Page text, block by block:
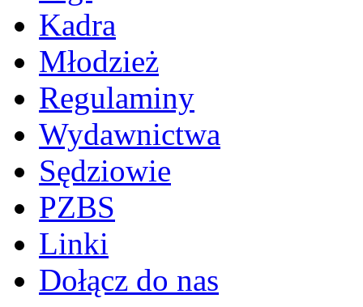
Kadra
Młodzież
Regulaminy
Wydawnictwa
Sędziowie
PZBS
Linki
Dołącz do nas